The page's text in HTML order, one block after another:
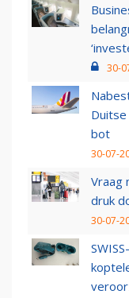
30-
bot
30-07-
Vraag
druk
30-07-